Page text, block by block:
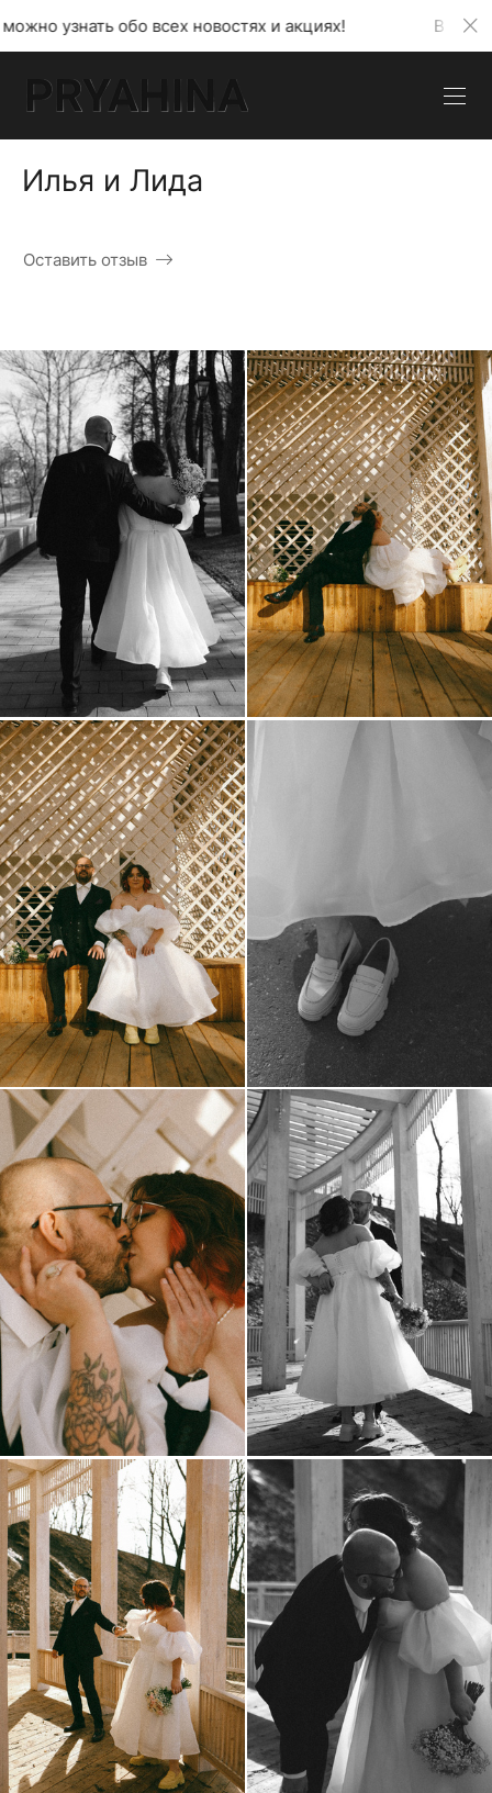
всех новостях и акциях! В моем телеграмм
Илья и Лида
Оставить отзыв